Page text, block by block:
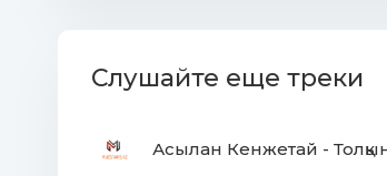
Слушайте еще треки
Асылан Кенжетай -